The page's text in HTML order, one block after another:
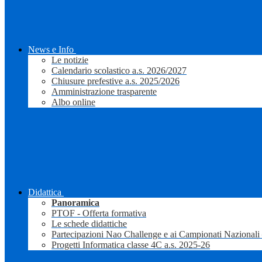
News e Info
Le notizie
Calendario scolastico a.s. 2026/2027
Chiusure prefestive a.s. 2025/2026
Amministrazione trasparente
Albo online
Didattica
Panoramica
PTOF - Offerta formativa
Le schede didattiche
Partecipazioni Nao Challenge e ai Campionati
Progetti Informatica classe 4C a.s. 2025-26